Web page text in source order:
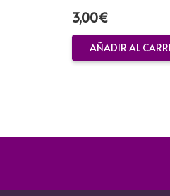
3,00€
AÑADIR AL